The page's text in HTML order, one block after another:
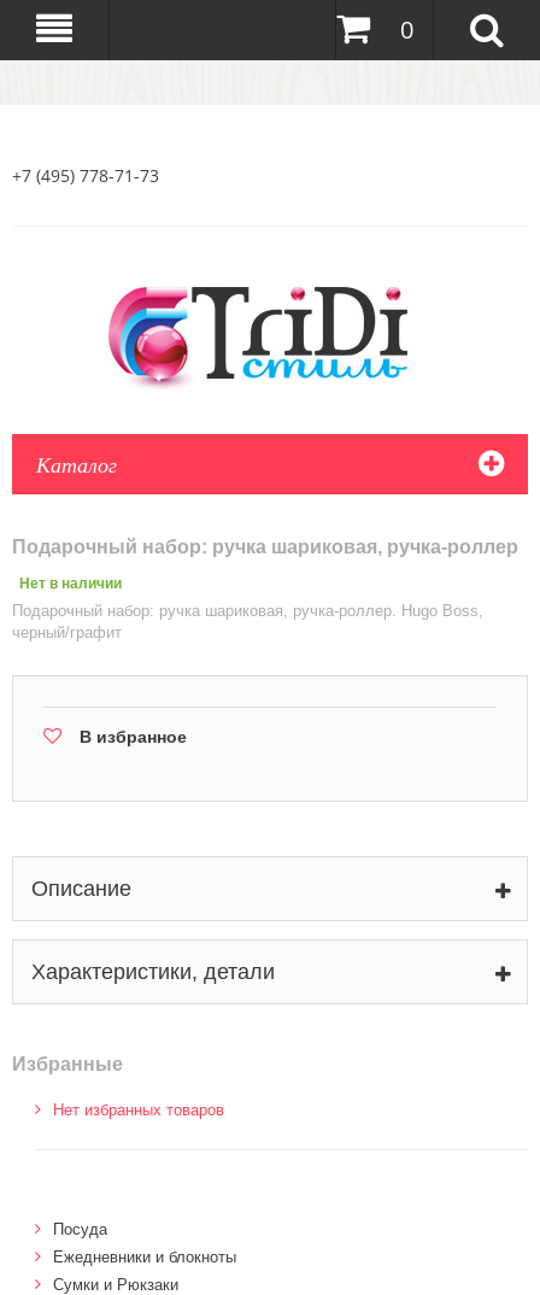
0
+7 (495) 778-71-73
Каталог
Подарочный набор: ручка шариковая, ручка-роллер
Нет в наличии
Подарочный набор: ручка шариковая, ручка-роллер. Hugo Boss,
черный/графит
В избранное
Описание
Характеристики, детали
Избранные
Нет избранных товаров
Посуда
Ежедневники и блокноты
Сумки и Рюкзаки